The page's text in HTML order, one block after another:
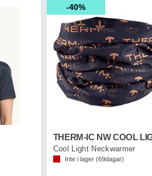
40%
Cool Light Neckwarmer
Inte i lager (69dagar)